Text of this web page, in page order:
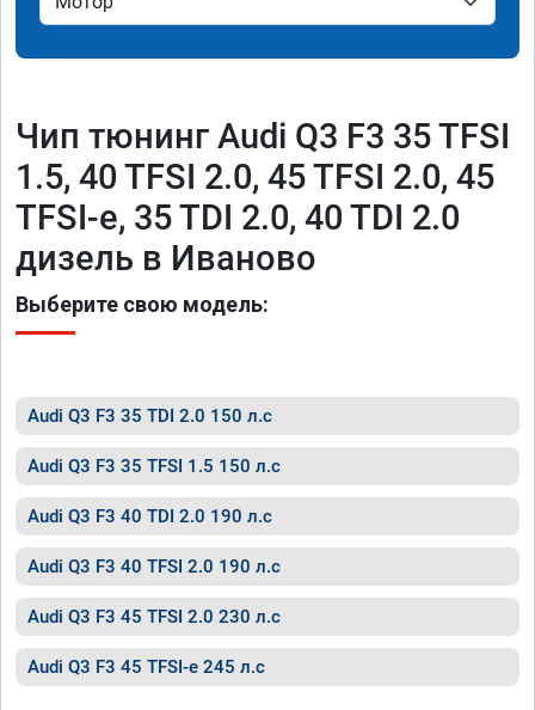
Чип тюнинг Audi Q3 F3 35 TFSI
1.5, 40 TFSI 2.0, 45 TFSI 2.0, 45
TFSI-e, 35 TDI 2.0, 40 TDI 2.0
дизель в Иваново
Выберите свою модель:
Audi Q3 F3 35 TDI 2.0 150 л.с
Audi Q3 F3 35 TFSI 1.5 150 л.с
Audi Q3 F3 40 TDI 2.0 190 л.с
Audi Q3 F3 40 TFSI 2.0 190 л.с
Audi Q3 F3 45 TFSI 2.0 230 л.с
Audi Q3 F3 45 TFSI-e 245 л.с